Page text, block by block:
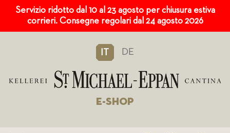
Servizio ridotto dal 10 al 23 agosto per chiusura estiva
corrieri. Consegne regolari dal 24 agosto 2026
IT DE
E-SHOP